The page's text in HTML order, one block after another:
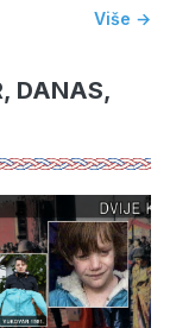
Više →
DANAS,